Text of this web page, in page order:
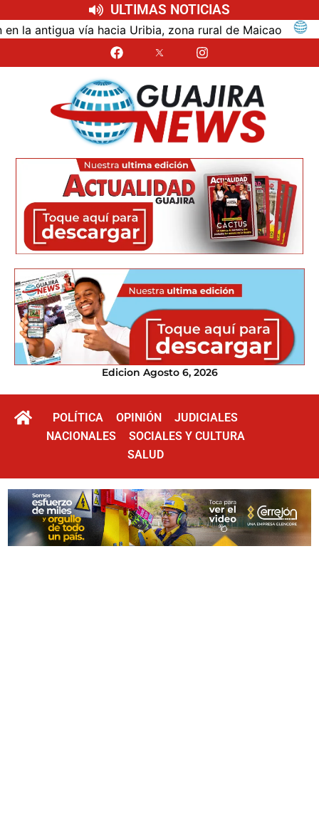
ULTIMAS NOTICIAS
vía hacia Uribia, zona rural de Maicao
Edicion Agosto 6, 2026
POLÍTICA OPINIÓN
JUDICIALES
NACIONALES
SOCIALES Y CULTURA
SALUD